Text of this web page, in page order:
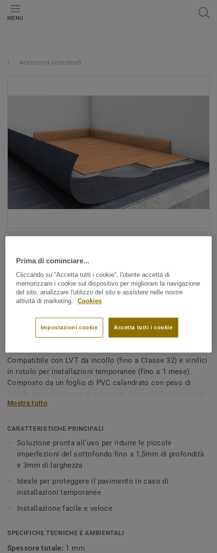
MENU
Accessori coordinati
Accessori coordinati
TARKOFLAT
Compatibile con LVT da incollo (fino a Classe 32) e vinilici
in rotolo per installazioni temporanee (fino a 1 mese).
Composto da un foglio di PVC calandrato con peso di
rotolo 25m x 2m.
Mostra tutto
CARATTERISTICHE PRINCIPALI
Soluzione pronta all'uso per ridurre le piccole
imperfezioni del sottofondo fino a 1,5mm di profondità
e 3mm di larghezza
Ideale per proteggere il pavimento in caso di
installazioni temporanee
Installazione facile e veloce
SPECIFICHE TECNICHE E AMBIENTALI
Spessore totale: 1 mm
Prima di cominciare...
Cliccando su “Accetta tutti i cookie”, l'utente accetta di
memorizzare i cookie sul dispositivo per migliorare la navigazione
del sito, analizzare l'utilizzo del sito e assistere nelle nostre
attività di marketing.
Cookies
Accetta tutti i cookie
Impostazioni cookie